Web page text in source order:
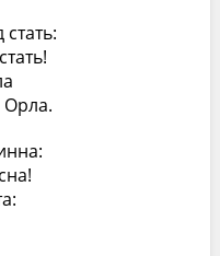
Орла.